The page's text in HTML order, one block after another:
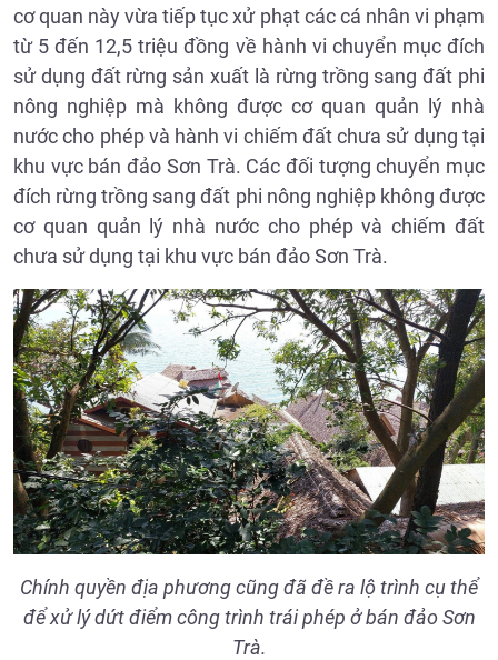
cơ quan này vừa tiếp tục xử phạt các cá nhân vi phạm
từ 5 đến 12,5 triệu đồng về hành vi chuyển mục đích
sử dụng đất rừng sản xuất là rừng trồng sang đất phi
nông nghiệp mà không được cơ quan quản lý nhà
nước cho phép và hành vi chiếm đất chưa sử dụng tại
khu vực bán đảo Sơn Trà. Các đối tượng chuyển mục
đích rừng trồng sang đất phi nông nghiệp không được
cơ quan quản lý nhà nước cho phép và chiếm đất
chưa sử dụng tại khu vực bán đảo Sơn Trà.
Chính quyền địa phương cũng đã đề ra lộ trình cụ thể
để xử lý dứt điểm công trình trái phép ở bán đảo Sơn
Trà.